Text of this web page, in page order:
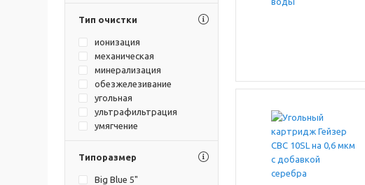
Тип очистки
ионизация
механическая
минерализация
обезжелезивание
угольная
ультрафильтрация
умягчение
Типоразмер
Big Blue 5"